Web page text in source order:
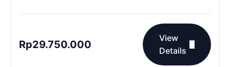
Rp29.750.000
View
Details